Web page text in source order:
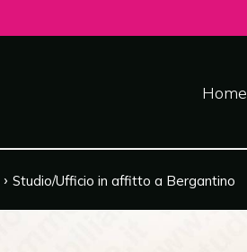
Home
› Studio/Ufficio in affitto a Bergantino